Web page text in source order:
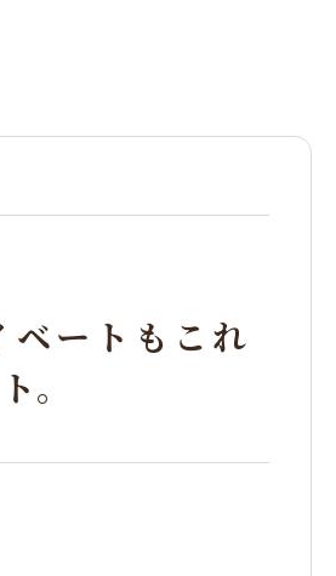
ベートもこれ
。